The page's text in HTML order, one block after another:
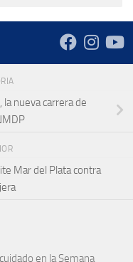
la nueva carrera de
Mar del Plata contra
en la Semana